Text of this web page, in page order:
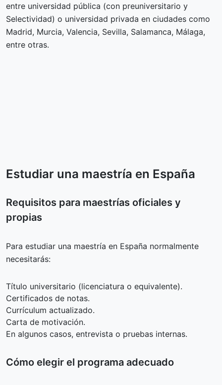
entre universidad pública (con preuniversitario y
Selectividad) o universidad privada en ciudades como
Madrid, Murcia, Valencia, Sevilla, Salamanca, Málaga,
entre otras.
Estudiar una maestría en España
Requisitos para maestrías oficiales y
propias
Para estudiar una maestría en España normalmente
necesitarás:
Título universitario (licenciatura o equivalente).
Certificados de notas.
Currículum actualizado.
Carta de motivación.
En algunos casos, entrevista o pruebas internas.
Cómo elegir el programa adecuado